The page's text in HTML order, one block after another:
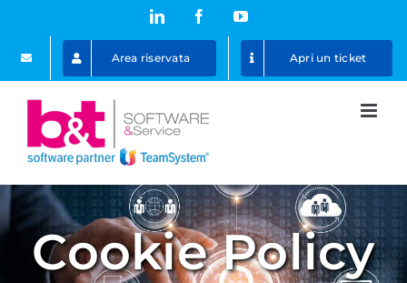
contenuto
LinkedInFacebookYouTube
Area riservata Apri un ticket
Cookie Policy